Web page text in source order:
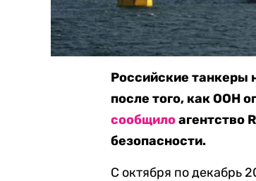
Российские танкеры
после того, как ООН
сообщилоагентство
безопасности.
С октября по декабрь